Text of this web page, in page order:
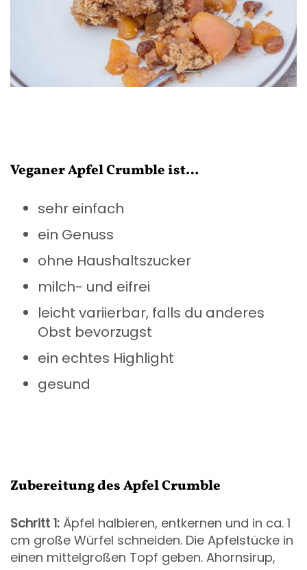
Veganer Apfel Crumble ist…
sehr einfach
ein Genuss
ohne Haushaltszucker
milch- und eifrei
leicht variierbar, falls du anderes
Obst bevorzugst
ein echtes Highlight
gesund
Zubereitung des Apfel Crumble
Schritt 1: Äpfel halbieren, entkernen und in ca. 1
cm große Würfel schneiden. Die Apfelstücke in
einen mittelgroßen Topf geben. Ahornsirup,